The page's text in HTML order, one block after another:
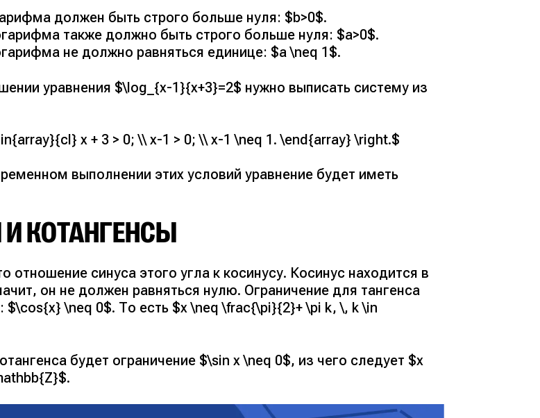
должен быть строго больше нуля: $b>0$.
также должно быть строго больше нуля: $a>0$.
не должно равняться единице: $a \neq 1$.
уравнения $\log_{x-1}{x+3}=2$ нужно выписать систему из
x + 3 > 0; \\ x-1 > 0; \\ x-1 \neq 1. \end{array} \right.$
выполнении этих условий уравнение будет иметь
КОТАНГЕНСЫ
отношение синуса этого угла к косинусу. Косинус находится в
он не должен равняться нулю. Ограничение для тангенса
$\cos{x} \neq 0$. То есть $x \neq \frac{\pi}{2}+ \pi k, \, k \in
будет ограничение $\sin x \neq 0$, из чего следует $x